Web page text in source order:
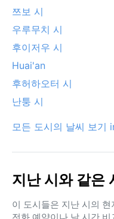
쯔보 시
우루무치 시
후이저우 시
Huai'an
후허하오터 시
난퉁 시
모든 도시의 날씨 보기
지난 시와 같은
이 도시들은 지난 시의